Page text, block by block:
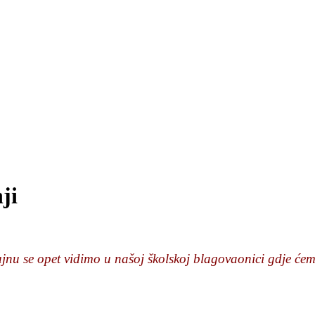
se opet vidimo u našoj školskoj blagovaonici gdje